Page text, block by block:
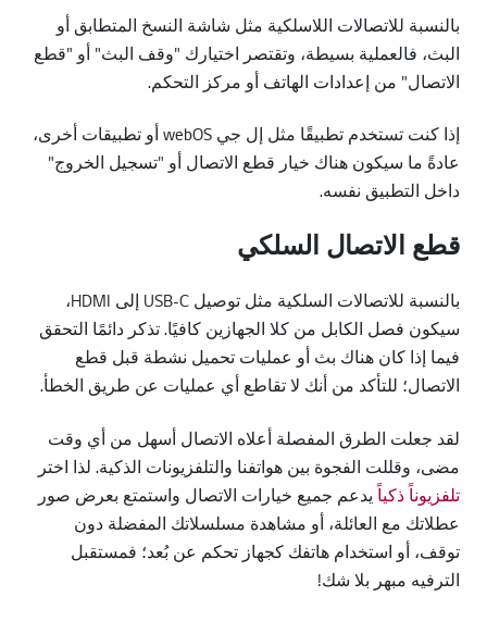
بالنسبة للاتصالات اللاسلكية مثل شاشة النسخ المتطابق أو
البث، فالعملية بسيطة، وتقتصر اختيارك "وقف البث" أو "قطع
الاتصال" من إعدادات الهاتف أو مركز التحكم.
إذا كنت تستخدم تطبيقًا مثل إل جي webOS أو تطبيقات أخرى،
عادةً ما سيكون هناك خيار قطع الاتصال أو "تسجيل الخروج"
داخل التطبيق نفسه.
قطع الاتصال السلكي
بالنسبة للاتصالات السلكية مثل توصيل USB-C إلى HDMI،
سيكون فصل الكابل من كلا الجهازين كافيًا. تذكر دائمًا التحقق
فيما إذا كان هناك بث أو عمليات تحميل نشطة قبل قطع
الاتصال؛ للتأكد من أنك لا تقاطع أي عمليات عن طريق الخطأ.
لقد جعلت الطرق المفصلة أعلاه الاتصال أسهل من أي وقت
مضى، وقللت الفجوة بين هواتفنا والتلفزيونات الذكية. لذا اختر
تلفزيوناً ذكياًيدعم جميع خيارات الاتصال واستمتع بعرض صور
عطلاتك مع العائلة، أو مشاهدة مسلسلاتك المفضلة دون
توقف، أو استخدام هاتفك كجهاز تحكم عن بُعد؛ فمستقبل
الترفيه مبهر بلا شك!